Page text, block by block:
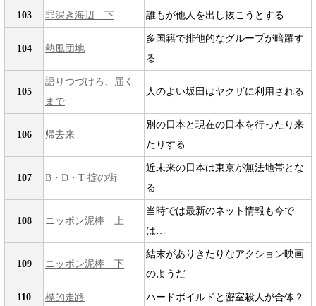
103 罪深き海辺 下 誰もが他人を出し抜こうとする
104 熱風団地
多国籍で排他的なグループが暗躍す
る
105
語りつづけろ、届く
まで
人のよい坂田はヤクザに利用される
106 帰去来
別の日本と現在の日本を行ったり来
たりする
107 B・D・T 掟の街
近未来の日本は東京が無法地帯とな
る
108 ニッポン泥棒 上
当時では最新のネット情報も今で
は…
109 ニッポン泥棒 下
結末がありきたりなアクション映画
のようだ
110 標的走路 ハードボイルドと密室殺人が合体？